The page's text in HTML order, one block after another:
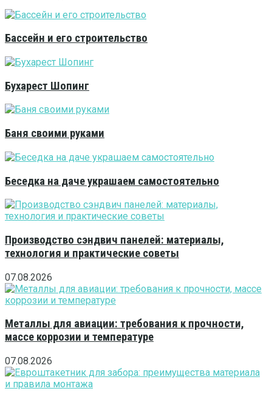
Бассейн и его строительство
Бухарест Шопинг
Баня своими руками
Беседка на даче украшаем самостоятельно
Производство сэндвич панелей: материалы,
технология и практические советы
07.08.2026
Металлы для авиации: требования к прочности,
массе коррозии и температуре
07.08.2026